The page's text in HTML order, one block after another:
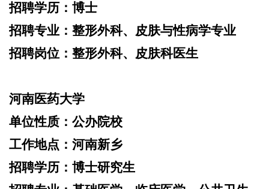
招聘学历： 博士
招聘专业： 整形外科、皮肤与性病学专业
招聘岗位： 整形外科、皮肤科医生
河南医药大学
单位性质： 公办院校
工作地点： 河南新乡
招聘学历： 博士研究生